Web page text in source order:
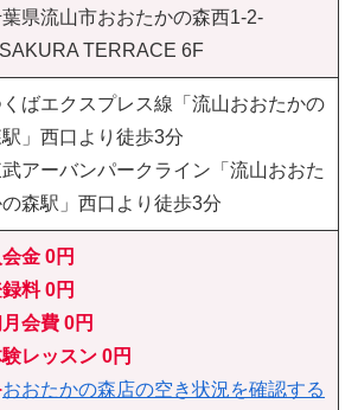
県流山市おおたかの森西1-2-
TERRACE 6F
ばエクスプレス線「流山おおたかの
」西口より徒歩3分
アーバンパークライン「流山おおた
森駅」西口より徒歩3分
会金 0円
料 0円
会費 0円
レッスン 0円
おおたかの森店の空き状況を確認する